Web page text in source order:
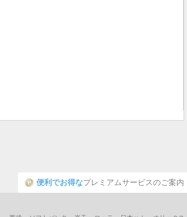
P 便利でお得なプレミアムサービスのご案内